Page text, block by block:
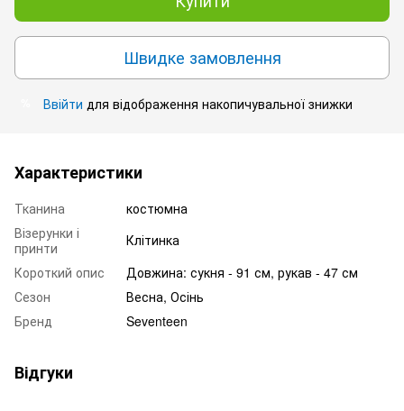
Швидке замовлення
Ввійти для відображення накопичувальної знижки
Характеристики
Тканина
костюмна
Візерунки і
принти
Клітинка
Короткий опис
Довжина: сукня - 91 см, рукав - 47 см
Сезон
Весна, Осінь
Бренд
Seventeen
Відгуки